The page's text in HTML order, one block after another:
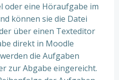
oder eine Höraufgabe im
können sie die Datei
über einen Texteditor
direkt in Moodle
die Aufgaben
zur Abgabe eingereicht.